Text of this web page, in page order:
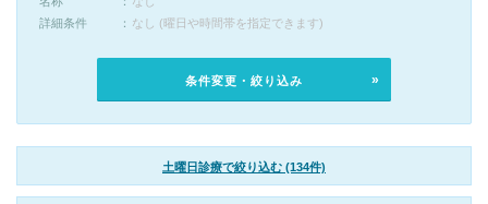
詳細条件
なし (曜日や時間帯を指定できます)
条件変更・絞り込み
土曜日診療で絞り込む (134件)